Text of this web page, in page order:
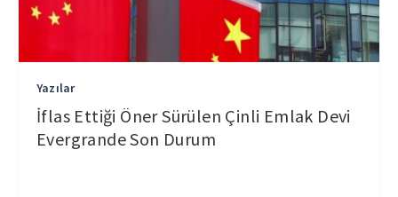
Yazılar
İflas Ettiği Öner Sürülen Çinli Emlak Devi
Evergrande Son Durum